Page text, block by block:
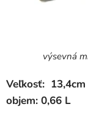
výsevná
Veľkosť:
objem: 0,66 L